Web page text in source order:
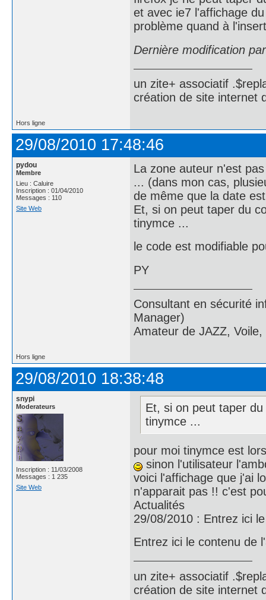
et avec ie7 l'affichage
problème quand à
Dernière modification
un zite+ associatif
création de site internet
Hors ligne
29/08/2010 17:48:46
pydou
Membre
Lieu : Caluire
Inscription : 01/04/2010
Messages : 110
Site Web
La zone auteur n'est
... (dans mon cas,
de même que la date
Et, si on peut taper du
tinymce ...
le code est modifiable
PY
Consultant en sécurité
Manager)
Amateur de JAZZ, Voile,
Hors ligne
29/08/2010 18:38:48
snypi
Moderateurs
Inscription : 11/03/2008
Messages : 1 235
Site Web
Et, si on peut taper
tinymce ...
pour moi tinymce est
sinon l'utilisateur
voici l'affichage que j'ai
n'apparait pas !! c'est
Actualités
29/08/2010 : Entrez ici
Entrez ici le contenu de
un zite+ associatif
création de site internet